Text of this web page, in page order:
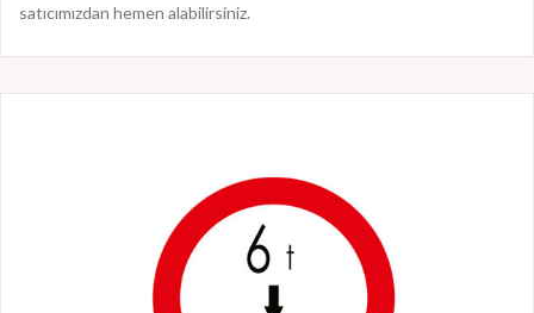
satıcımızdan hemen alabilirsiniz.